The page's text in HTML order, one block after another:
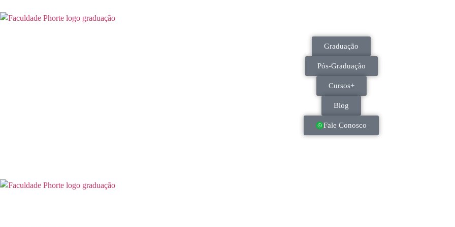
Graduação
Pós-Graduação
Cursos+
Blog
Fale Conosco